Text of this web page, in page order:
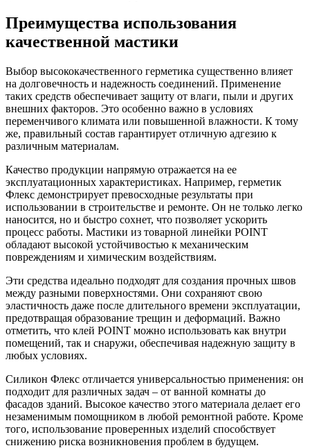
Преимущества использования
качественной мастики
Выбор высококачественного герметика существенно влияет
на долговечность и надежность соединений. Применение
таких средств обеспечивает защиту от влаги, пыли и других
внешних факторов. Это особенно важно в условиях
переменчивого климата или повышенной влажности. К тому
же, правильный состав гарантирует отличную адгезию к
различным материалам.
Качество продукции напрямую отражается на ее
эксплуатационных характеристиках. Например, герметик
Флекс демонстрирует превосходные результаты при
использовании в строительстве и ремонте. Он не только легко
наносится, но и быстро сохнет, что позволяет ускорить
процесс работы. Мастики из товарной линейки POINT
обладают высокой устойчивостью к механическим
повреждениям и химическим воздействиям.
Эти средства идеально подходят для создания прочных швов
между разными поверхностями. Они сохраняют свою
эластичность даже после длительного времени эксплуатации,
предотвращая образование трещин и деформаций. Важно
отметить, что клей POINT можно использовать как внутри
помещений, так и снаружи, обеспечивая надежную защиту в
любых условиях.
Силикон Флекс отличается универсальностью применения: он
подходит для различных задач – от ванной комнаты до
фасадов зданий. Высокое качество этого материала делает его
незаменимым помощником в любой ремонтной работе. Кроме
того, использование проверенных изделий способствует
снижению риска возникновения проблем в будущем.